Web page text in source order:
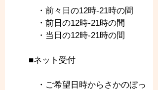
・前々日の12時-21時の間
・前日の12時-21時の間
・当日の12時-21時の間
■ネット受付
・ご希望日時からさかのぼっ